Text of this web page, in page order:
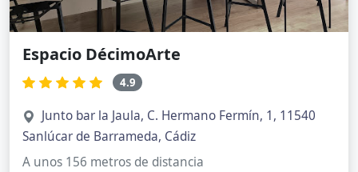
Espacio DécimoArte
4.9
Junto bar la Jaula, C. Hermano Fermín, 1, 11540
Sanlúcar de Barrameda, Cádiz
A unos 156 metros de distancia